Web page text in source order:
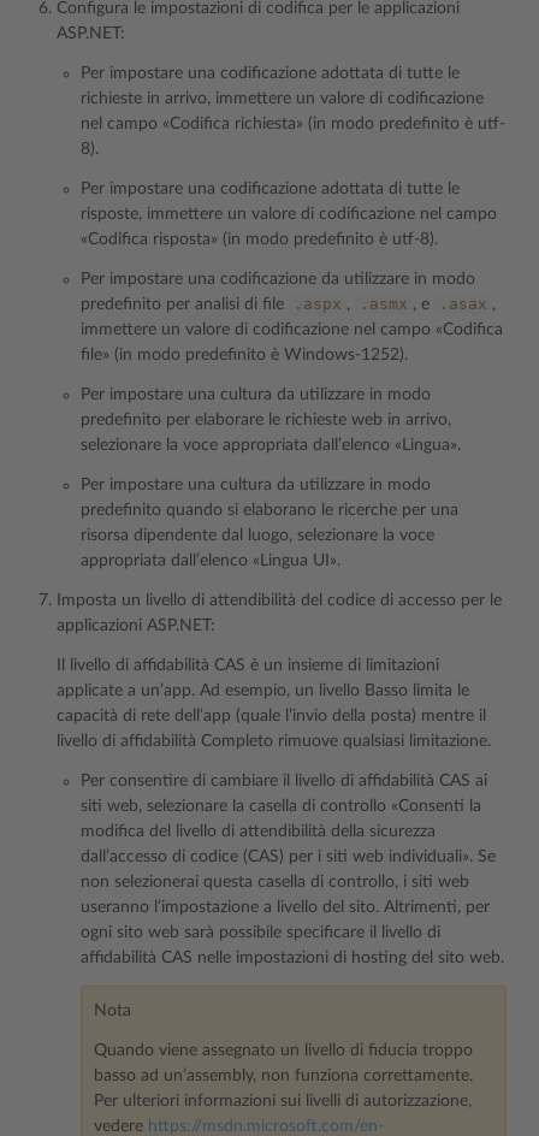
Configura le impostazioni di codifica per le applicazioni
ASP.NET:
Per impostare una codificazione adottata di tutte le
richieste in arrivo, immettere un valore di codificazione
nel campo «Codifica richiesta» (in modo predefinito è utf-
8).
Per impostare una codificazione adottata di tutte le
risposte, immettere un valore di codificazione nel campo
«Codifica risposta» (in modo predefinito è utf-8).
Per impostare una codificazione da utilizzare in modo
predefinito per analisi di file
.aspx , .asmx , e .asax ,
immettere un valore di codificazione nel campo «Codifica
file» (in modo predefinito è Windows-1252).
Per impostare una cultura da utilizzare in modo
predefinito per elaborare le richieste web in arrivo,
selezionare la voce appropriata dall’elenco «Lingua».
Per impostare una cultura da utilizzare in modo
predefinito quando si elaborano le ricerche per una
risorsa dipendente dal luogo, selezionare la voce
appropriata dall’elenco «Lingua UI».
Imposta un livello di attendibilità del codice di accesso per le
applicazioni ASP.NET:
Il livello di affidabilità CAS è un insieme di limitazioni
applicate a un’app. Ad esempio, un livello Basso limita le
capacità di rete dell’app (quale l’invio della posta) mentre il
livello di affidabilità Completo rimuove qualsiasi limitazione.
Per consentire di cambiare il livello di affidabilità CAS ai
siti web, selezionare la casella di controllo «Consenti la
modifica del livello di attendibilità della sicurezza
dall’accesso di codice (CAS) per i siti web individuali». Se
non selezionerai questa casella di controllo, i siti web
useranno l’impostazione a livello del sito. Altrimenti, per
ogni sito web sarà possibile specificare il livello di
affidabilità CAS nelle impostazioni di hosting del sito web.
Nota
Quando viene assegnato un livello di fiducia troppo
basso ad un’assembly, non funziona correttamente.
Per ulteriori informazioni sui livelli di autorizzazione,
vedere https://msdn.microsoft.com/en-